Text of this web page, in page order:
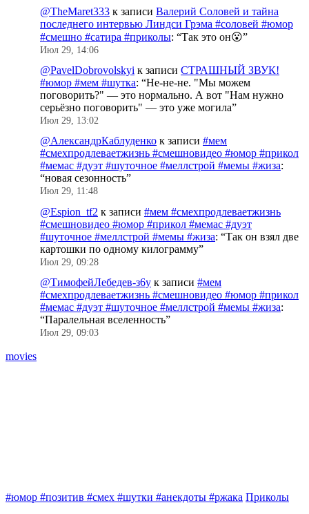
@TheMaret333 к записи Валерий Соловей и тайна
последнего интервью Линдси Грэма #соловей #юмор
#смешно #сатира #приколы: “Так это он😮”
Июл 29, 14:06
@PavelDobrovolskyi к записи СТРАШНЫЙ ЗВУК!
#юмор #мем #шутка: “Не-не-не. "Мы можем
поговорить?" — это нормально. А вот "Нам нужно
серьёзно поговорить" — это уже могила”
Июл 29, 13:02
@АлександрКаблуденко к записи #мем
#смехпродлеваетжизнь #смешновидео #юмор #прикол
#мемас #дуэт #шуточное #меллстрой #мемы #жиза:
“новая сезонность”
Июл 29, 11:48
@Espion_tf2 к записи #мем #смехпродлеваетжизнь
#смешновидео #юмор #прикол #мемас #дуэт
#шуточное #меллстрой #мемы #жиза: “Так он взял две
картошки по одному килограмму”
Июл 29, 09:28
@ТимофейЛебедев-з6у к записи #мем
#смехпродлеваетжизнь #смешновидео #юмор #прикол
#мемас #дуэт #шуточное #меллстрой #мемы #жиза:
“Паралельная вселенность”
Июл 29, 09:03
movies
#юмор #позитив #смех #шутки #анекдоты #ржака Приколы